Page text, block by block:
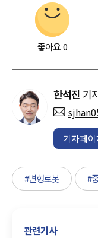
좋아요0
한석진 기
기자페이
#변형로봇 #
관련기사